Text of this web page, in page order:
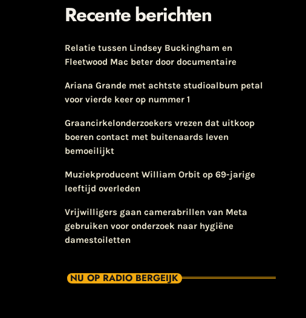
Recente berichten
Relatie tussen Lindsey Buckingham en
Fleetwood Mac beter door documentaire
Ariana Grande met achtste studioalbum petal
voor vierde keer op nummer 1
Graancirkelonderzoekers vrezen dat uitkoop
boeren contact met buitenaards leven
bemoeilijkt
Muziekproducent William Orbit op 69-jarige
leeftijd overleden
Vrijwilligers gaan camerabrillen van Meta
gebruiken voor onderzoek naar hygiëne
damestoiletten
NU OP RADIO BERGEIJK